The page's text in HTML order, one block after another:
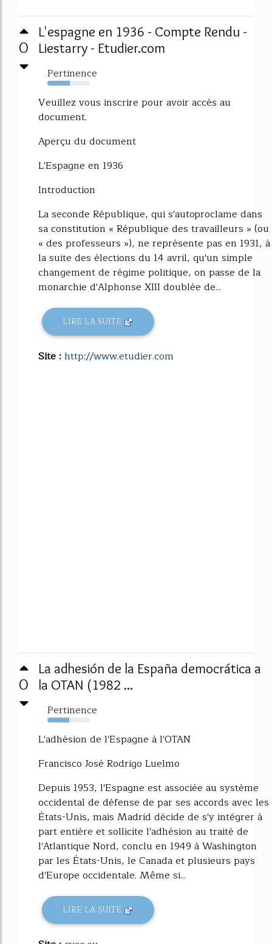
0
L'espagne en 1936 - Compte Rendu -
Liestarry - Etudier.com
Pertinence
53%
Veuillez vous inscrire pour avoir accès au
document.
Aperçu du document
L'Espagne en 1936
Introduction
La seconde République, qui s'autoproclame dans
sa constitution « République des travailleurs » (ou
« des professeurs »), ne représente pas en 1931, à
la suite des élections du 14 avril, qu'un simple
changement de régime politique, on passe de la
monarchie d'Alphonse XIII doublée de...
LIRE LA SUITE
Site :http://www.etudier.com
0
La adhesión de la España democrática a
la OTAN (1982 ...
Pertinence
51%
L'adhésion de l'Espagne à l'OTAN
Francisco José Rodrigo Luelmo
Depuis 1953, l'Espagne est associée au système
occidental de défense de par ses accords avec les
États-Unis, mais Madrid décide de s'y intégrer à
part entière et sollicite l'adhésion au traité de
l'Atlantique Nord, conclu en 1949 à Washington
par les États-Unis, le Canada et plusieurs pays
d'Europe occidentale. Même si...
LIRE LA SUITE